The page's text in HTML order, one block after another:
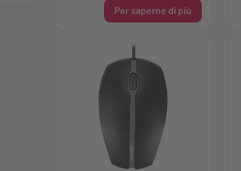
Per saperne di più